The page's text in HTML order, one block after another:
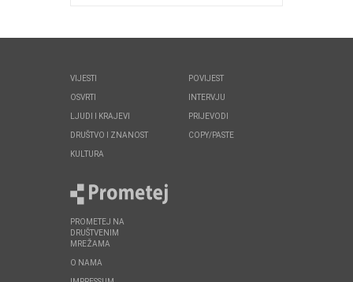
VIJESTI
OSVRTI
LJUDI I KRAJEVI
DRUŠTVO I ZNANOST
KULTURA
POVIJEST
INTERVJU
PRIJEVODI
COPY/PASTE
PROMETEJ NA
DRUŠTVENIM
MREŽAMA
O NAMA